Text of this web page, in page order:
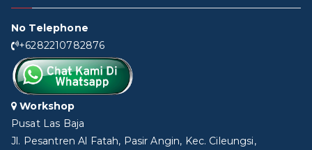
No Telephone
+6282210782876
Workshop
Pusat Las Baja
Jl. Pesantren Al Fatah, Pasir Angin, Kec. Cileungsi,